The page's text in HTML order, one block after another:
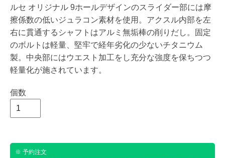
ルセ オリジナル 9ホールデザインのスライダー部には摩
擦係数の低いジュラコン素材を使用。アクスル内部を左
右に貫通するシャフトはアルミ無垢棒の削りだし。固定
のボルトは軽量、堅牢で経年劣化の少ないチタニウム
製。中央部にはウエスト加工をし充分な強度を保ちつつ
軽量化が施されています。
個数
※ 予約注文